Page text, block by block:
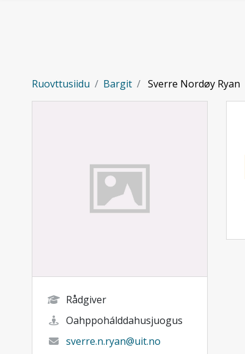
Ruovttusiidu Bargit Sverre Nordøy Ryan
Rådgiver
Oahppohálddahusjuogus
sverre.n.ryan@uit.no